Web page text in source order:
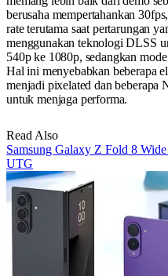
berusaha mempertahankan
rate terutama saat pertarungan
menggunakan teknologi DLSS
540p ke 1080p, sedangkan
Hal ini menyebabkan beberapa
menjadi pixelated dan beberapa
untuk menjaga performa.
Read Also
Samsung Galaxy Z Fold 8
UTG